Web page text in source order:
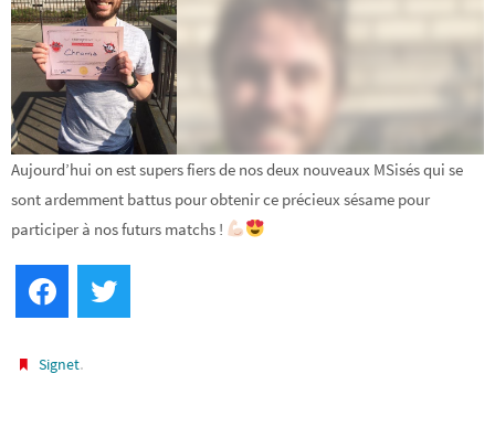
Aujourd’hui on est supers fiers de nos deux nouveaux MSisés qui se
sont ardemment battus pour obtenir ce précieux sésame pour
participer à nos futurs matchs !
Facebook
Signet.